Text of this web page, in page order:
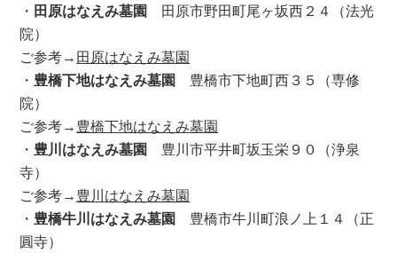
・ 田原はなえみ墓園 田原市野田町尾ヶ坂西２４（法光
院）
ご参考→ 田原はなえみ墓園
・ 豊橋下地はなえみ墓園 豊橋市下地町西３５（専修
院）
ご参考→ 豊橋下地はなえみ墓園
・ 豊川はなえみ墓園 豊川市平井町坂玉栄９０（浄泉
寺）
ご参考→ 豊川はなえみ墓園
・ 豊橋牛川はなえみ墓園 豊橋市牛川町浪ノ上１４（正
圓寺）